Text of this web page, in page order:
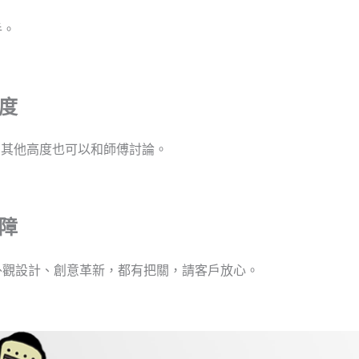
他高度也可以和師傅討論。
設計、創意革新，都有把關，請客戶放心。